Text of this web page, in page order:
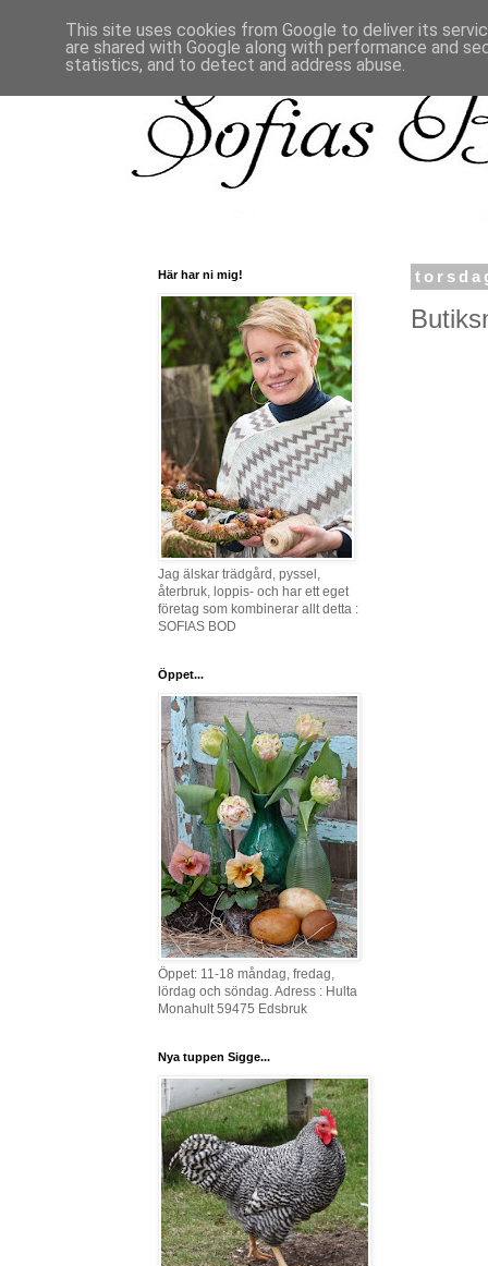
Här har ni mig!
Jag älskar trädgård, pyssel,
återbruk, loppis- och har ett eget
företag som kombinerar allt detta :
SOFIAS BOD
Öppet...
Öppet: 11-18 måndag, fredag,
lördag och söndag. Adress : Hulta
Monahult 59475 Edsbruk
Nya tuppen Sigge...
This site uses cookies from Google to deliver its
are shared with Google along with performance and
statistics, and to detect and address abuse.